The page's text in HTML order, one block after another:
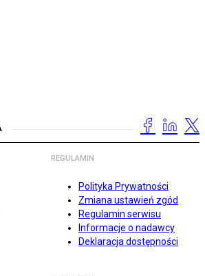
REGULAMIN
Polityka Prywatności
Zmiana ustawień zgód
Regulamin serwisu
Informacje o nadawcy
Deklaracja dostępności